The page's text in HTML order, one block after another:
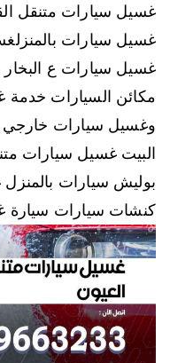
غسيل سيارات متنقل
غسيل سيارات ع
مكائن السيارات خدمة
وغسيل سيارات خارجي
البيت غسيل سيارات
بوليش سيارات
كنشات سيارات